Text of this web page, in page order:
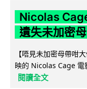
Nicolas
遺失未加密
【唔見未加密母帶咁
映的 Nicolas Cage
閱讀全文